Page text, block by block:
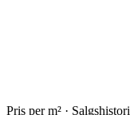
Pris per m² ·